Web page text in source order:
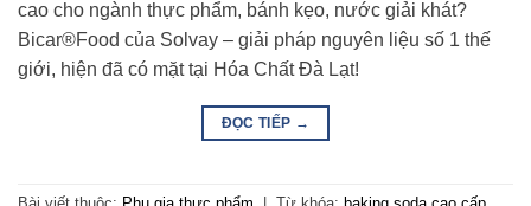
cao cho ngành thực phẩm, bánh kẹo, nước giải khát?
Bicar®Food của Solvay – giải pháp nguyên liệu số 1 thế
giới, hiện đã có mặt tại Hóa Chất Đà Lạt!
ĐỌC TIẾP →